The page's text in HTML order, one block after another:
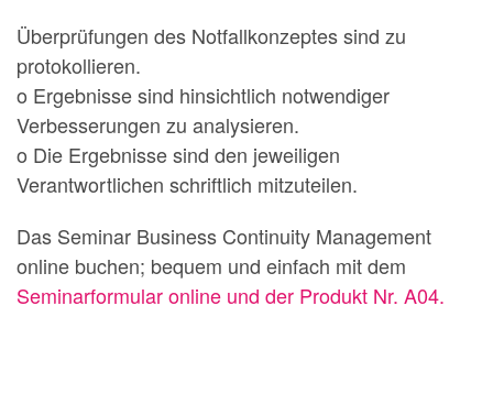
Überprüfungen des Notfallkonzeptes sind zu
protokollieren.
o Ergebnisse sind hinsichtlich notwendiger
Verbesserungen zu analysieren.
o Die Ergebnisse sind den jeweiligen
Verantwortlichen schriftlich mitzuteilen.
Das Seminar Business Continuity Management
online buchen; bequem und einfach mit dem
Seminarformular online und der Produkt Nr. A04.